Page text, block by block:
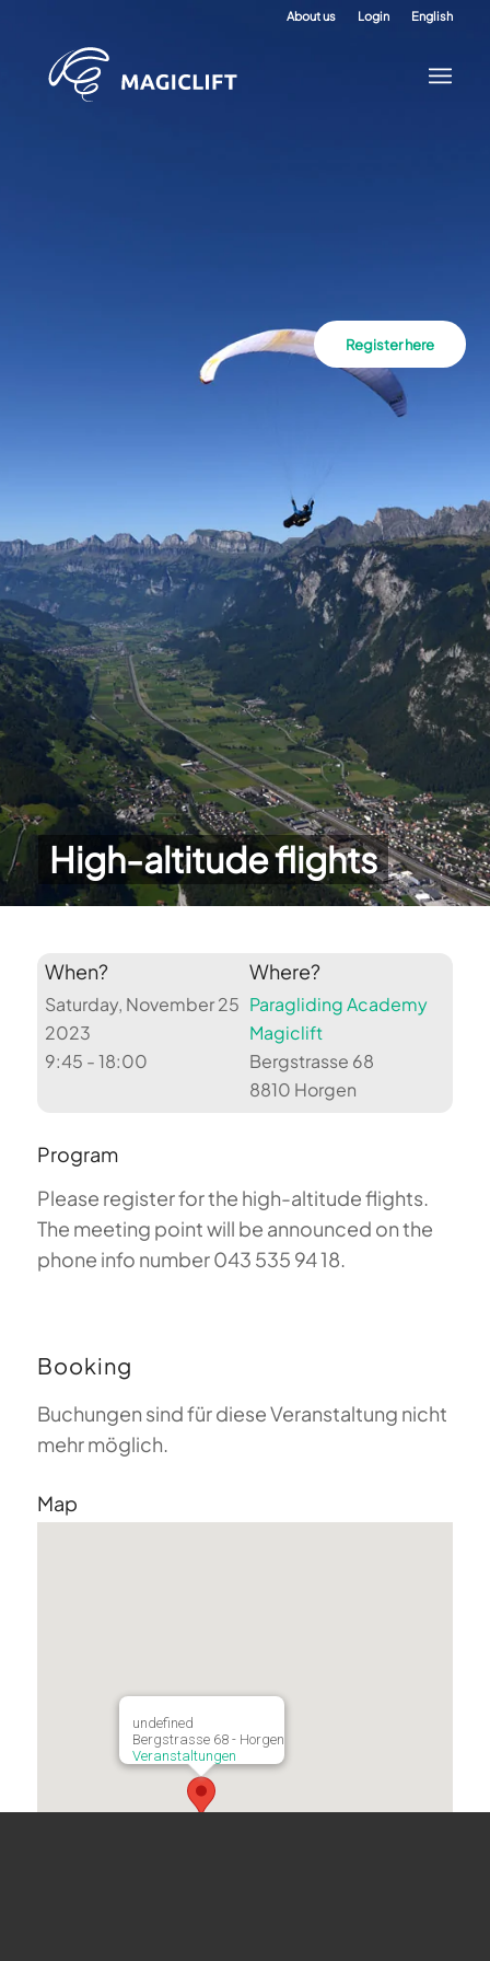
About us Login English
High-altitude flights
Register here
When?
Saturday, November 25
2023
9:45 - 18:00
Where?
Paragliding Academy
Magiclift
Bergstrasse 68
8810 Horgen
Program
Please register for the high-altitude flights.
The meeting point will be announced on the
phone info number 043 535 94 18.
Booking
Buchungen sind für diese Veranstaltung nicht
mehr möglich.
Map
undefined
Bergstrasse 68 - Horgen
Veranstaltungen